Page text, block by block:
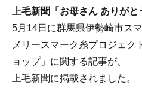
上毛新聞「お母さん ありがと
5月14日に群馬県伊勢崎市ス
メリースマーク糸プロジェク
ョップ」に関する記事が、
上毛新聞に掲載されました。